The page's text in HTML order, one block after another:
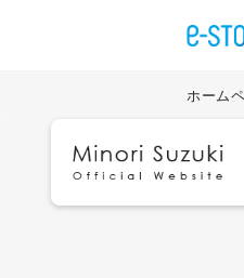
ホーム